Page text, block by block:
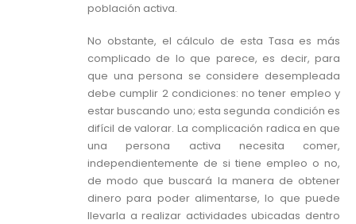
población activa.
No obstante, el cálculo de esta Tasa es más
complicado de lo que parece, es decir, para
que una persona se considere desempleada
debe cumplir 2 condiciones: no tener empleo y
estar buscando uno; esta segunda condición es
difícil de valorar. La complicación radica en que
una persona activa necesita comer,
independientemente de si tiene empleo o no,
de modo que buscará la manera de obtener
dinero para poder alimentarse, lo que puede
llevarla a realizar actividades ubicadas dentro